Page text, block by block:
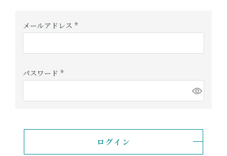
OKINAWA the RYUKYU
ショッピングガイド
よみもの
メールアドレス
パスワード
ログイン